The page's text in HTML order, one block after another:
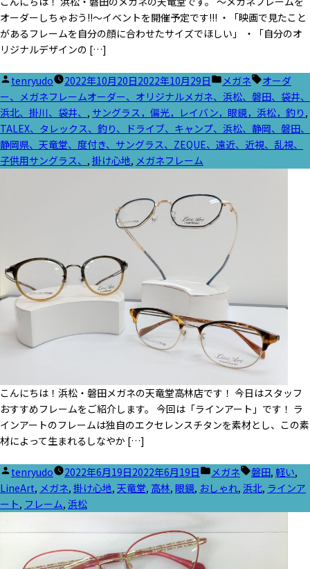
オーダーしちゃおう!!～イベントを開催予定です!!! ・「映画で見たこと
があるフレームを自分の顔に合わせたサイズでほしい」 ・「自分のオ
リジナルデザインの […]
投
稿
者:
tenryudo 2022年10月20日2022年10月29日
カ
テ
ゴ
リ
ー:
メガネ
タ
グ:
オーダ
ー、メガネフレームオーダー、オリジナルメガネ、浜松、磐田、袋井、
浜北、掛川、袋井、 , サングラス，偏光，レイバン，眼鏡，浜松，釣り ,
TALEX、タレックス、釣り、ドライブ、キャンプ、浜松、静岡、磐田、
静岡県、天竜堂、度付き、サングラス、ZEQUE、遠近、近視、乱視、
子供用サングラス、 , 掛け心地, メガネフレーム
こんにちは！浜松・磐田メガネの天竜堂高林店です！ 今日はスタッフ
おすすめフレームをご紹介します。 今回は「ラインアート」です！ ラ
インアートのフレームは独自のエクセレンスチタンを素材とし、この素
材によって生まれるしなやか […]
投
稿
者:
tenryudo 2022年6月19日2022年6月19日
カ
テ
ー:
メガネ
タ
グ:
磐田, 軽い,
LineArt, メガネ, 掛け心地, 天竜堂, 高林, 眼鏡, おしゃれ, 浜北, ラインア
ート, フレーム, 浜松